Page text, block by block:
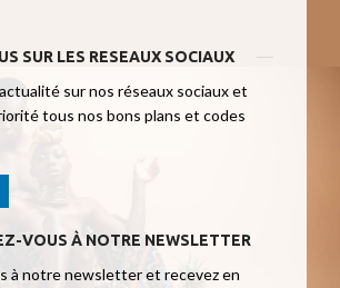
SUR LES RESEAUX SOCIAUX
sur nos réseaux sociaux et
tous nos bons plans et codes
VOUS À NOTRE NEWSLETTER
à notre newsletter et recevez en